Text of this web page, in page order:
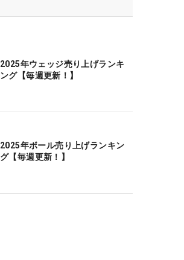
2025年ウェッジ売り上げランキ
ング【毎週更新！】
2025年ボール売り上げランキン
グ【毎週更新！】